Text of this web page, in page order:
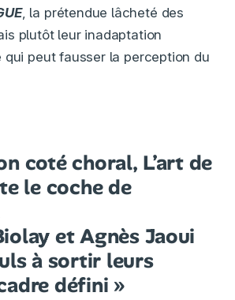
, la prétendue lâcheté des
plutôt leur inadaptation
qui peut fausser la perception du
coté choral, L’art de
le coche de
et Agnès Jaoui
à sortir leurs
défini »